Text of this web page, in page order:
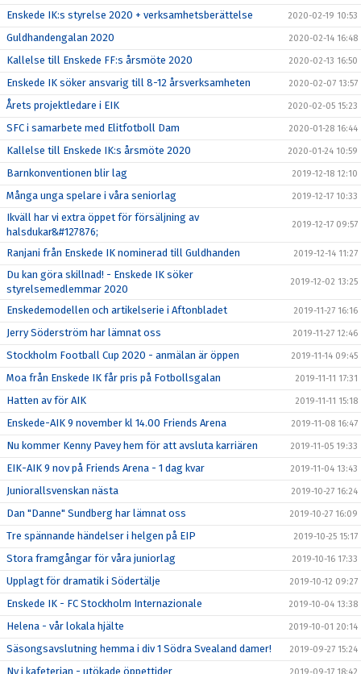
Enskede IK:s styrelse 2020 + verksamhetsberättelse 2020-02-19 10:53
Guldhandengalan 2020 2020-02-14 16:48
Kallelse till Enskede FF:s årsmöte 2020 2020-02-13 16:50
Enskede IK söker ansvarig till 8-12 årsverksamheten 2020-02-07 13:57
Årets projektledare i EIK 2020-02-05 15:23
SFC i samarbete med Elitfotboll Dam 2020-01-28 16:44
Kallelse till Enskede IK:s årsmöte 2020 2020-01-24 10:59
Barnkonventionen blir lag 2019-12-18 12:10
Många unga spelare i våra seniorlag 2019-12-17 10:33
Ikväll har vi extra öppet för försäljning av
halsdukar&#127876;
2019-12-17 09:57
Ranjani från Enskede IK nominerad till Guldhanden 2019-12-14 11:27
Du kan göra skillnad! - Enskede IK söker
styrelsemedlemmar 2020
2019-12-02 13:25
Enskedemodellen och artikelserie i Aftonbladet 2019-11-27 16:16
Jerry Söderström har lämnat oss 2019-11-27 12:46
Stockholm Football Cup 2020 - anmälan är öppen 2019-11-14 09:45
Moa från Enskede IK får pris på Fotbollsgalan 2019-11-11 17:31
Hatten av för AIK 2019-11-11 15:18
Enskede-AIK 9 november kl 14.00 Friends Arena 2019-11-08 16:47
Nu kommer Kenny Pavey hem för att avsluta karriären 2019-11-05 19:33
EIK-AIK 9 nov på Friends Arena - 1 dag kvar 2019-11-04 13:43
Juniorallsvenskan nästa 2019-10-27 16:24
Dan "Danne" Sundberg har lämnat oss 2019-10-27 16:09
Tre spännande händelser i helgen på EIP 2019-10-25 15:17
Stora framgångar för våra juniorlag 2019-10-16 17:33
Upplagt för dramatik i Södertälje 2019-10-12 09:27
Enskede IK - FC Stockholm Internazionale 2019-10-04 13:38
Helena - vår lokala hjälte 2019-10-01 20:14
Säsongsavslutning hemma i div 1 Södra Svealand damer! 2019-09-27 15:24
Ny i kafeterian - utökade öppettider